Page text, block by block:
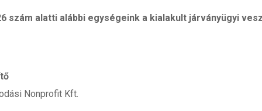
szám alatti alábbi egységeink a kialakult járványügyi
Nonprofit Kft.